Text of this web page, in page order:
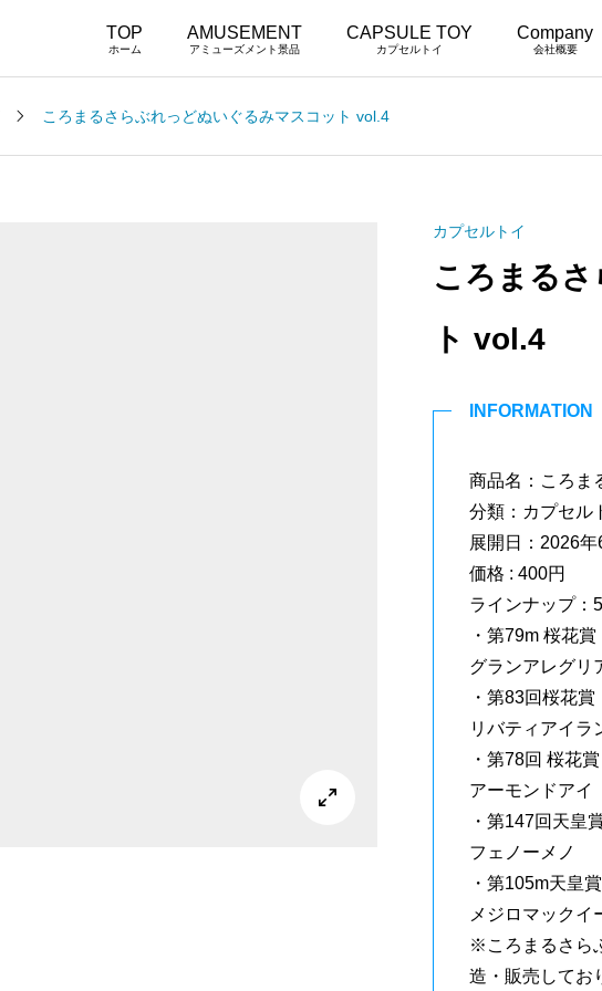
TOP
ホーム
AMUSEMENT
アミューズメント景品
CAPSULE TOY
カプセルトイ
Company
会社概要
ころまるさらぶれっどぬいぐるみマスコット vol.4

カプセルトイ
ころまる
ト vol.4
INFORMATION
商品名：ころま
分類：カプセル
展開日：2026年
価格 : 400円
ラインナップ：
・第79m 桜花賞
グランアレグリ
・第83回桜花賞
リバティアイラ
・第78回 桜花賞
アーモンドアイ
・第147回天皇
フェノーメノ
・第105m天皇賞
メジロマックイ
※ころまるさら
造・販売してお